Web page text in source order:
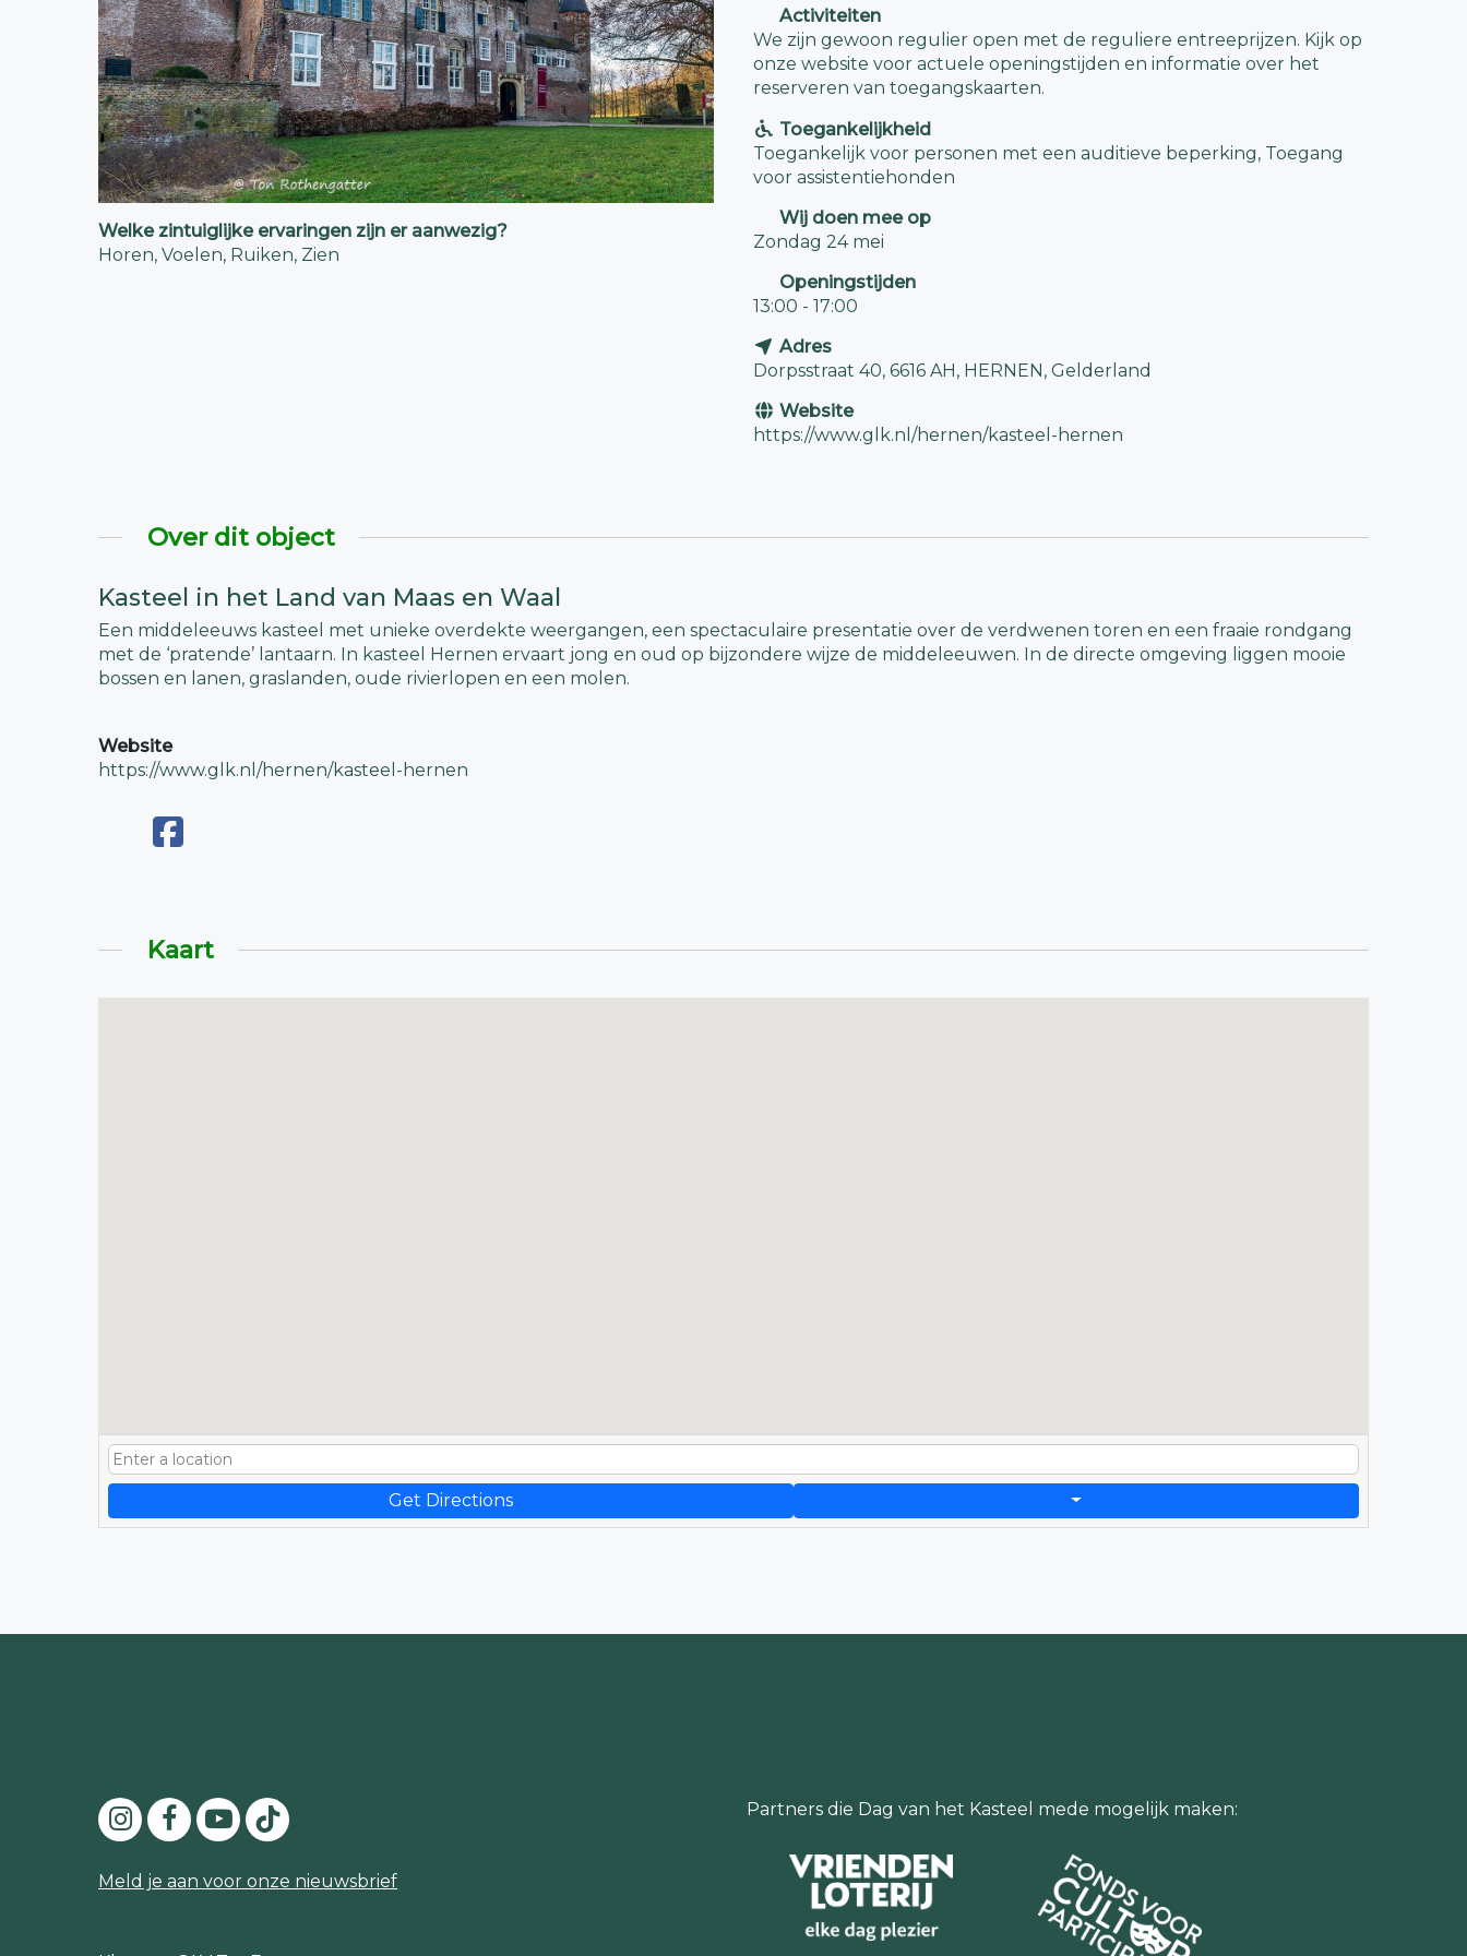
Welke zintuiglijke ervaringen zijn er aanwezig?
Horen, Voelen, Ruiken, Zien
Activiteiten
We zijn gewoon regulier open met de reguliere entreeprijzen. Kijk op
onze website voor actuele openingstijden en informatie over het
reserveren van toegangskaarten.
Toegankelijkheid
Toegankelijk voor personen met een auditieve beperking, Toegang
voor assistentiehonden
Wij doen mee op
Zondag 24 mei
Openingstijden
13:00 - 17:00
Adres
Dorpsstraat 40, 6616 AH, HERNEN, Gelderland
Website
https://www.glk.nl/hernen/kasteel-hernen
Over dit object
Kasteel in het Land van Maas en Waal
Een middeleeuws kasteel met unieke overdekte weergangen, een spectaculaire presentatie over de verdwenen toren en een fraaie rondgang
met de ‘pratende’ lantaarn. In kasteel Hernen ervaart jong en oud op bijzondere wijze de middeleeuwen. In de directe omgeving liggen mooie
bossen en lanen, graslanden, oude rivierlopen en een molen.
Website
https://www.glk.nl/hernen/kasteel-hernen
Kaart
Get Directions
Meld je aan voor onze nieuwsbrief
Partners die Dag van het Kasteel mede mogelijk maken: